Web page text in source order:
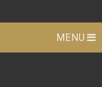
MENU